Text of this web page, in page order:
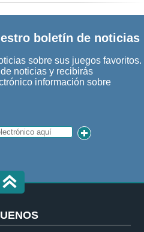
boletín de noticias
sobre sus juegos favoritos.
noticias y recibirás
información sobre